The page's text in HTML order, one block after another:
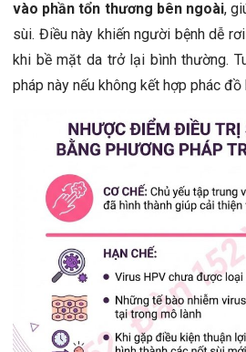
vào phần tổn thương bên ngoài,
sùi. Điều này khiến người bệnh dễ
khi bề mặt da trở lại bình thường.
pháp này nếu không kết hợp phác